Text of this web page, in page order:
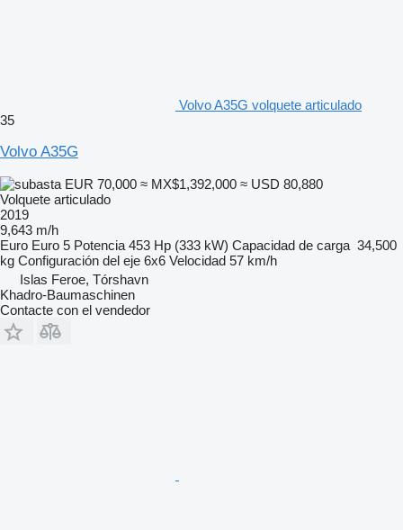
Volvo A35G volquete articulado
35
Volvo A35G
EUR 70,000 ≈ MX$1,392,000 ≈ USD 80,880
Volquete articulado
2019
9,643 m/h
Euro Euro 5 Potencia 453 Hp (333 kW) Capacidad de carga 34,500
kg Configuración del eje 6x6 Velocidad 57 km/h
Islas Feroe, Tórshavn
Khadro-Baumaschinen
Contacte con el vendedor